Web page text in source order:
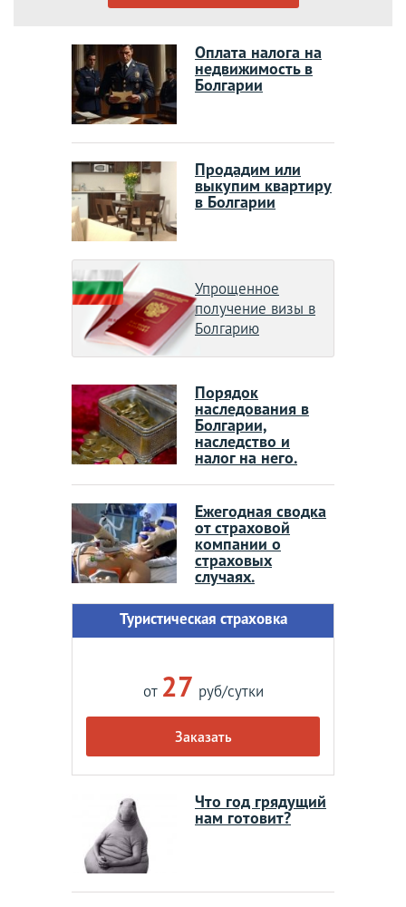
Оплата налога на
недвижимость в
Болгарии
Продадим или
выкупим квартиру
в Болгарии
Упрощенное
получение визы в
Болгарию
Порядок
наследования в
Болгарии,
наследство и
налог на него.
Ежегодная сводка
от страховой
компании о
страховых
случаях.
Туристическая страховка
от 27 руб/сутки
Заказать
Что год грядущий
нам готовит?